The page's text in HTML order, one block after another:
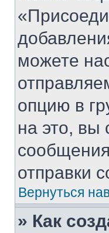
можете
опцию в
на это, вы
отправки
Вернуться
» Как